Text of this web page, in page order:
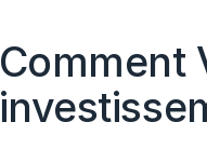
Comment